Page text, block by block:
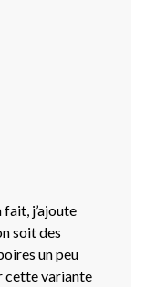
j’ajoute
soit des
un peu
cette variante